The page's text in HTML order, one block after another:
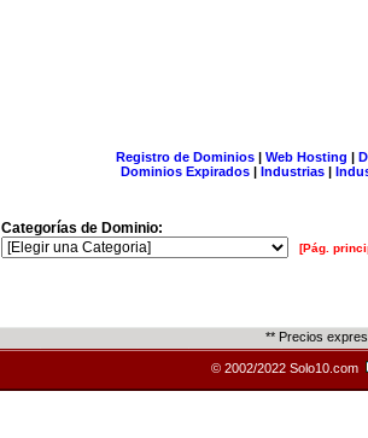
Registro de Dominios| Web Hosting |
Dominios Expirados | Industrias |
Categorías de Dominio:
[Pág.
** Precios
© 2002/2022 Solo10.com